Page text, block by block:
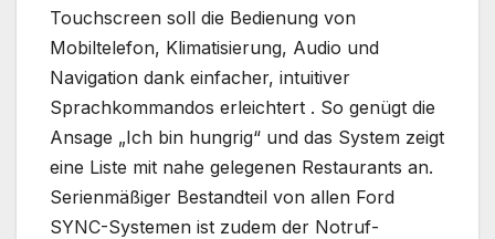
Touchscreen soll die Bedienung von
Mobiltelefon, Klimatisierung, Audio und
Navigation dank einfacher, intuitiver
Sprachkommandos erleichtert . So genügt die
Ansage „Ich bin hungrig“ und das System zeigt
eine Liste mit nahe gelegenen Restaurants an.
Serienmäßiger Bestandteil von allen Ford
SYNC-Systemen ist zudem der Notruf-